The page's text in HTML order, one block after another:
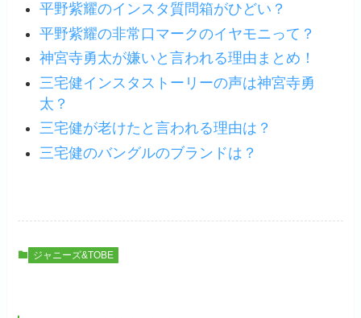
平野紫耀のインスタ質問箱がひどい？
平野紫耀の非常口マークのイヤモニって？
神宮寺勇太が嫌いと言われる理由まとめ！
三宅健インスタストーリーの声は神宮寺勇
太？
三宅健が老けたと言われる理由は？
三宅健のバングルのブランドは？
ジャニーズ&TOBE